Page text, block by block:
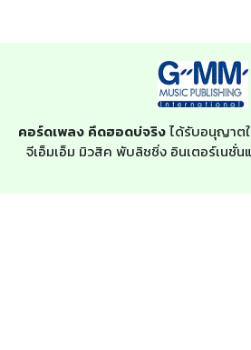
คอร์ดเพลง คึดฮอดบ่จริง ได้รับอนุญาต
จีเอ็มเอ็ม มิวสิค พับลิชชิ่ง อินเตอร์เนชั่